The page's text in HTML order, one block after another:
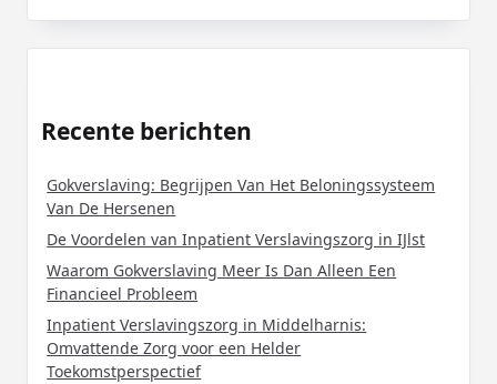
Recente berichten
Gokverslaving: Begrijpen Van Het Beloningssysteem
Van De Hersenen
De Voordelen van Inpatient Verslavingszorg in IJlst
Waarom Gokverslaving Meer Is Dan Alleen Een
Financieel Probleem
Inpatient Verslavingszorg in Middelharnis:
Omvattende Zorg voor een Helder
Toekomstperspectief